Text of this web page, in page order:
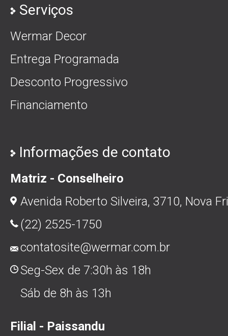
Serviços
Wermar Decor
Entrega Programada
Desconto Progressivo
Financiamento
Informações de contato
Matriz - Conselheiro
Avenida Roberto Silveira, 3710, Nova
(22) 2525-1750
contatosite@wermar.com.br
Seg-Sex de 7:30h às 18h
Sáb de 8h às 13h
Filial - Paissandu